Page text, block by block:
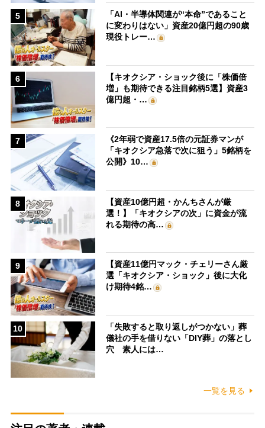
5
「AI・半導体関連が“本命”であること
に変わりはない」資産20億円超の90歳
現役トレー…
6
【キオクシア・ショック後に「株価倍
増」も期待できる注目銘柄5選】資産3
億円超・…
7
《2年弱で資産17.5倍の元証券マンが
「キオクシア急落で次に狙う」5銘柄を
公開》10…
8
【資産10億円超・かんちさんが厳
選！】「キオクシアの次」に資金が流
れる期待の高…
9
【資産11億円マック・チェリーさん厳
選「キオクシア・ショック」後に大化
け期待4銘…
10
「失敗すると取り返しがつかない」葬
儀社の手を借りない「DIY葬」の落とし
穴 素人には…
一覧を見る